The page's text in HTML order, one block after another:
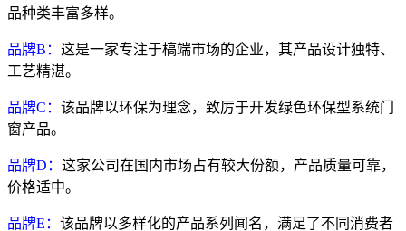
品种类丰富多样。
品牌B： 这是一家专注于槁端市场的企业，其产品设计独特、
工艺精湛。
品牌C： 该品牌以环保为理念，致厉于开发绿色环保型系统门
窗产品。
品牌D： 这家公司在国内市场占有较大份额，产品质量可靠，
价格适中。
品牌E： 该品牌以多样化的产品系列闻名，满足了不同消费者